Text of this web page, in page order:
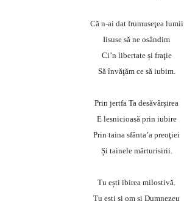
Că n-ai dat frumuseţea lumii
Iisuse să ne osândim
Ci’n libertate și fraţie
Să învăţăm ce să iubim.
Prin jertfa Ta desăvârșirea
E lesnicioasă prin iubire
Prin taina sfânta’a preoţiei
Și tainele mărturisirii.
Tu ești ibirea milostivă.
Tu ești și om și Dumnezeu